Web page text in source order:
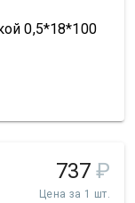
0,5*18*100
737 ₽
Цена за 1 шт.